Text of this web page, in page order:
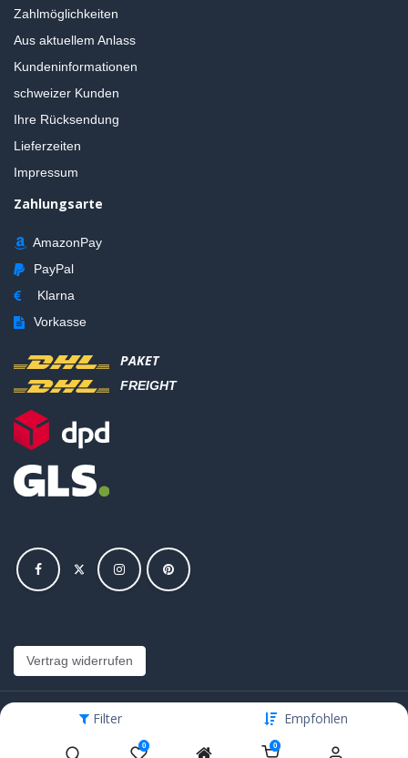
Filter Empfohlen
0 0
Zahlmöglichkeiten
Aus aktuellem Anlass
Kundeninformationen
schweizer Kunden
Ihre Rücksendung
Lieferzeiten
Impressum
Zahlungsarte
AmazonPay
PayPal
Klarna
Vorkasse
PAKET
FREIGHT
Vertrag widerrufen
Copyright © Hajus AG - Alle Rechte vorbehalten
Bearbeite Einstellungen